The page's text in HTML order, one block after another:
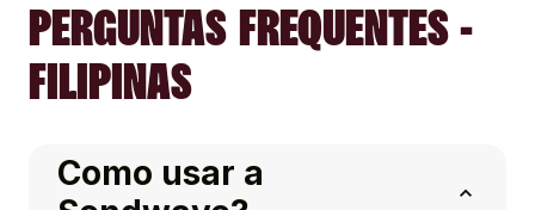
PERGUNTAS FREQUENTES -
FILIPINAS
Como usar a